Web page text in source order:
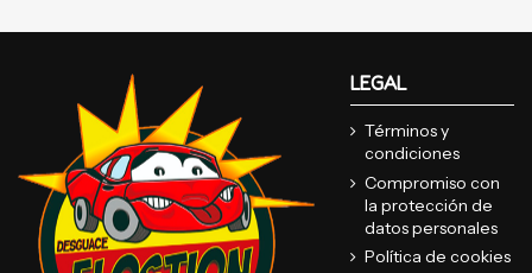
LEGAL
Términos y
condiciones
Compromiso con
la protección de
datos personales
Política de cookies